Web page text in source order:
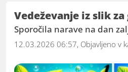
Vedeževanje iz slik
Sporočila narave na dan
12.03.2026 06:57, Objavljeno v